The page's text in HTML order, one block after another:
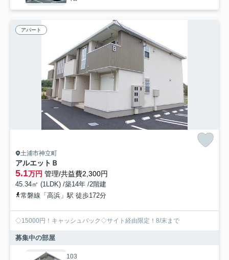
アパート
土浦市神立町
アルエットＢ
5.1万円 管理/共益費2,300円
45.34㎡ (1LDK) /築14年 /2階建
常磐線「高浜」駅 徒歩172分
◇15000円！キャッシュバック◇サイト経由限定！8/末まで
募集中の部屋
103